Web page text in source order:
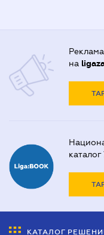
на
КАТАЛОГ